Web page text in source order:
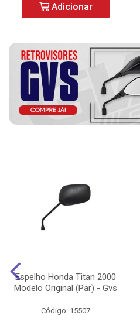
Adicionar
Espelho Honda Titan 2000
Modelo Original (Par) - Gvs
Código: 15507